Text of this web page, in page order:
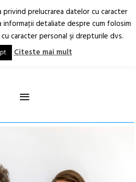
RO EN
≡
privind prelucrarea datelor cu caracter
informaţii detaliate despre cum folosim
caracter personal şi drepturile dvs.
Citeste mai mult